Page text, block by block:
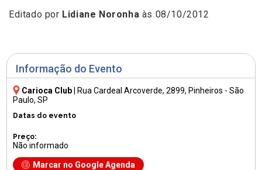
Informação do Evento
Carioca Club Rua Cardeal Arcoverde, 2899, Pinheiros - São
Paulo, SP
Datas do evento
Preço:
Não informado
Marcar no Google Agenda
Editado por Lidiane Noronha às 08/10/2012